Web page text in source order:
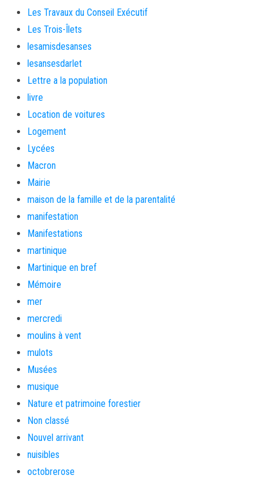
Les Travaux du Conseil Exécutif
Les Trois-Îlets
lesamisdesanses
lesansesdarlet
Lettre a la population
livre
Location de voitures
Logement
Lycées
Macron
Mairie
maison de la famille et de la parentalité
manifestation
Manifestations
martinique
Martinique en bref
Mémoire
mer
mercredi
moulins à vent
mulots
Musées
musique
Nature et patrimoine forestier
Non classé
Nouvel arrivant
nuisibles
octobrerose